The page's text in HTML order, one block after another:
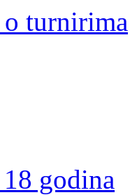
turnirima
godina